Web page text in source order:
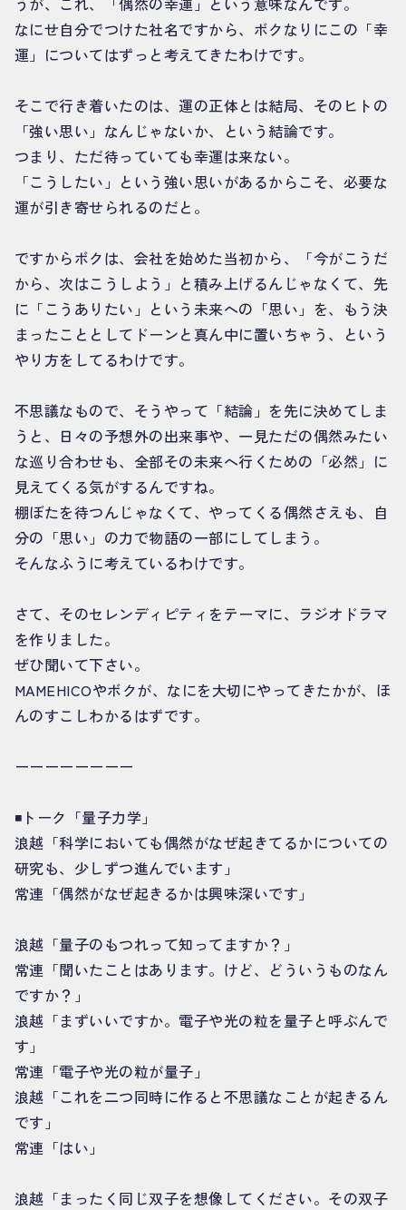
なにせ自分でつけた社名ですから、ボクなりにこの「幸
運」についてはずっと考えてきたわけです。
そこで行き着いたのは、運の正体とは結局、そのヒトの
「強い思い」なんじゃないか、という結論です。
つまり、ただ待っていても幸運は来ない。
「こうしたい」という強い思いがあるからこそ、必要な
運が引き寄せられるのだと。
ですからボクは、会社を始めた当初から、「今がこうだ
から、次はこうしよう」と積み上げるんじゃなくて、先
に「こうありたい」という未来への「思い」を、もう決
まったこととしてドーンと真ん中に置いちゃう、という
やり方をしてるわけです。
不思議なもので、そうやって「結論」を先に決めてしま
うと、日々の予想外の出来事や、一見ただの偶然みたい
な巡り合わせも、全部その未来へ行くための「必然」に
見えてくる気がするんですね。
棚ぼたを待つんじゃなくて、やってくる偶然さえも、自
分の「思い」の力で物語の一部にしてしまう。
そんなふうに考えているわけです。
さて、そのセレンディピティをテーマに、ラジオドラマ
を作りました。
ぜひ聞いて下さい。
MAMEHICOやボクが、なにを大切にやってきたかが、ほ
んのすこしわかるはずです。
ーーーーーーーー
◾️トーク「量子力学」
浪越「科学においても偶然がなぜ起きてるかについての
研究も、少しずつ進んでいます」
常連「偶然がなぜ起きるかは興味深いです」
浪越「量子のもつれって知ってますか？」
常連「聞いたことはあります。けど、どういうものなん
ですか？」
浪越「まずいいですか。電子や光の粒を量子と呼ぶんで
す」
常連「電子や光の粒が量子」
浪越「これを二つ同時に作ると不思議なことが起きるん
です」
常連「はい」
浪越「まったく同じ双子を想像してください。その双子